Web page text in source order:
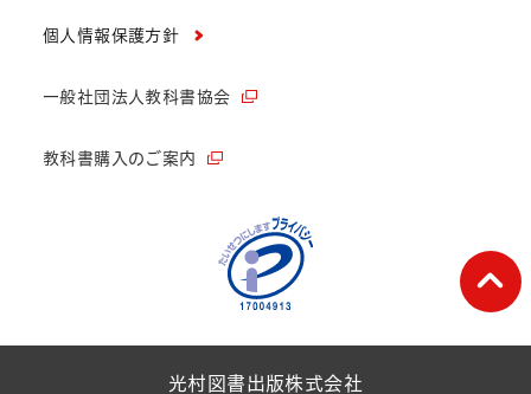
個人情報保護方針
一般社団法人教科書協会
教科書購入のご案内
光村図書出版株式会社
ペ